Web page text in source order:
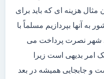
مثال هزینه ای که باید برای
آنها بپردازیم مسلماً با
شهر نصرت پرداخت می
امر بدیهی است زیرا
و جابجایی همیشه در بعد